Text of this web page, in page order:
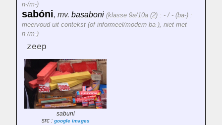
n-/m-)
sabóni, mv. basaboni (klasse 9a/10a (2) : - / - (ba-) :
meervoud uit contekst (of informeel/modern ba-), niet met
n-/m-)
zeep
sabuni
src : google images